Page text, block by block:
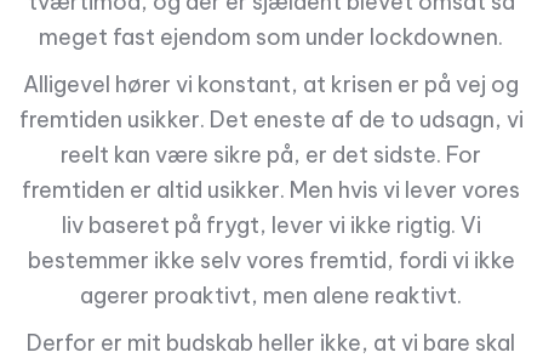
meget fast ejendom som under lockdownen.
Alligevel hører vi konstant, at krisen er på vej og
fremtiden usikker. Det eneste af de to udsagn, vi
reelt kan være sikre på, er det sidste. For
fremtiden er altid usikker. Men hvis vi lever vores
liv baseret på frygt, lever vi ikke rigtig. Vi
bestemmer ikke selv vores fremtid, fordi vi ikke
agerer proaktivt, men alene reaktivt.
Derfor er mit budskab heller ikke, at vi bare skal